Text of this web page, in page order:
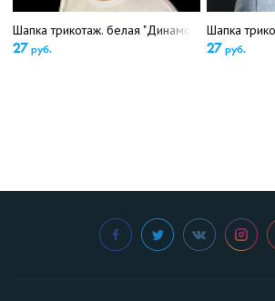
Шапка трикотаж. белая "Динамо" детская
27руб.
Шапка
27 руб.